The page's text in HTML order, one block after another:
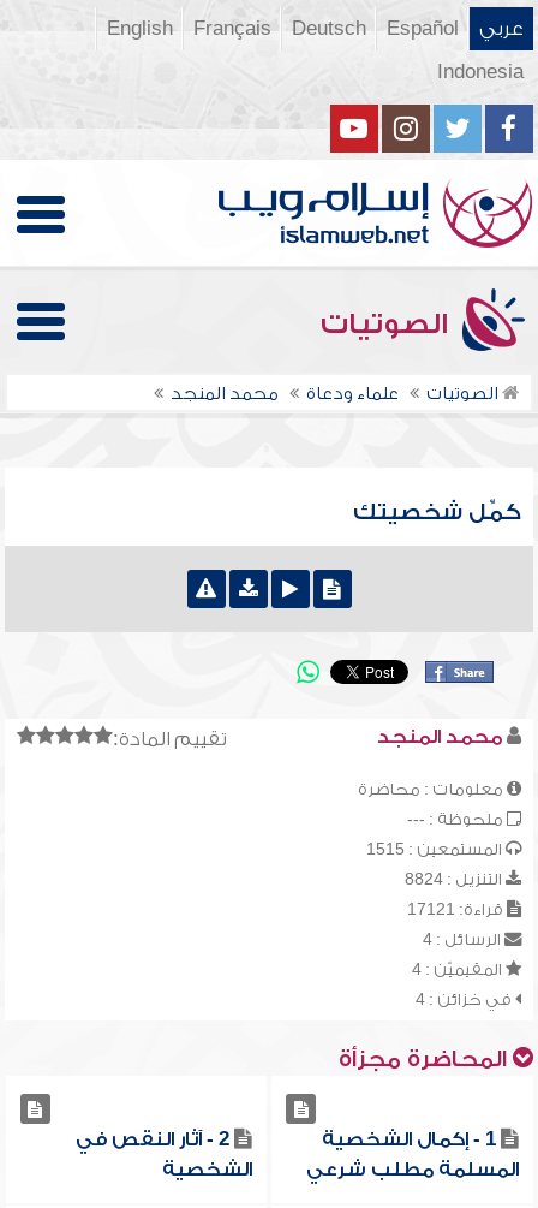
عربي Español
Deutsch
Français
English
Indonesia
الصوتيات
الصوتيات علماء ودعاة محمد المنجد
كمِّل شخصيتك
تقييم المادة: محمد المنجد
معلومات : محاضرة
ملحوظة : ---
المستمعين : 1515
التنزيل : 8824
قراءة: 17121
الرسائل : 4
المقيميّن : 4
في خزائن : 4
المحاضرة مجزأة
1 - إكمال الشخصية
المسلمة مطلب شرعي
2 - آثار النقص في
الشخصية